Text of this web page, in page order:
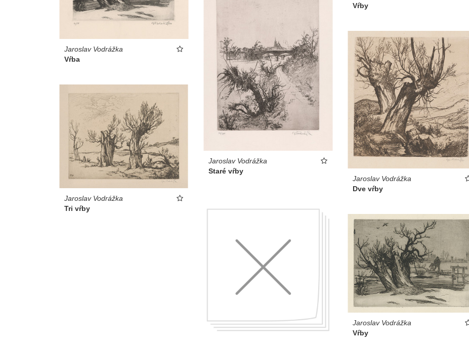
Vŕby
Jaroslav Vodrážka
Vŕba
Jaroslav Vodrážka
Staré vŕby
Jaroslav Vodrážka
Dve vŕby
Jaroslav Vodrážka
Tri vŕby
Jaroslav Vodrážka
Vŕby